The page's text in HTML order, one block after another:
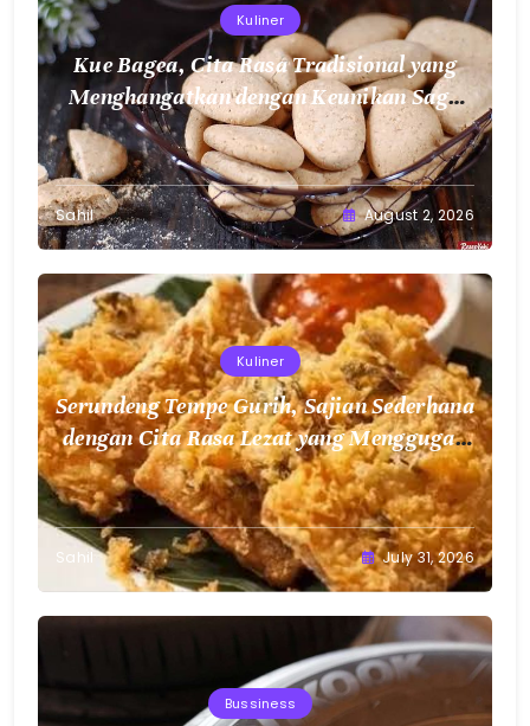
Kuliner
Kue Bagea, Cita Rasa Tradisional yang
Menghangatkan dengan Keunikan Sagu
Nusantara
Sahil August 2, 2026
Kuliner
Serundeng Tempe Gurih, Sajian Sederhana
dengan Cita Rasa Lezat yang Menggugah
Selera
Sahil July 31, 2026
Bussiness